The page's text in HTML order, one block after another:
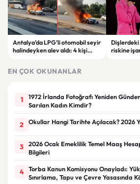
Antalya’da LPG’li otomobil seyir
halindeyken alev aldı: 4 kişi
riskine
EN ÇOK OKUNANLAR
1
1972 İrlanda Fotoğrafı Yeniden
Sarılan Kadın Kimdir?
2 Okullar Hangi Tarihte Açılacak? 2026
3
2026 Ocak Emeklilik Temel Maaş
Bilgileri
4
Torba Kanun Komisyonu Onayladı:
Sınırlama, Tapu ve Çevre Yasasında